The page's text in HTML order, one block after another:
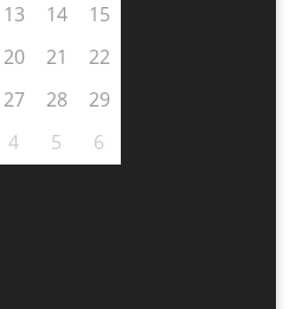
13 14
15
20 21
22
27 28
29
4 5 6